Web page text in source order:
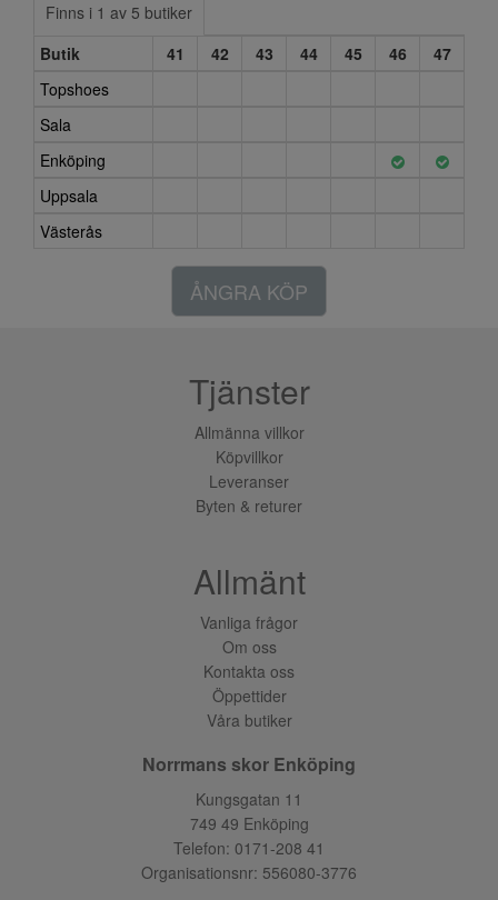
Finns i 1 av 5 butiker
Butik
41 42 43 44 45 46
47
Topshoes
Sala
Enköping
Uppsala
Västerås
ÅNGRA KÖP
Tjänster
Allmänna villkor
Köpvillkor
Leveranser
Byten & returer
Allmänt
Vanliga frågor
Om oss
Kontakta oss
Öppettider
Våra butiker
Norrmans skor Enköping
Kungsgatan 11
749 49 Enköping
Telefon: 0171-208 41
Organisationsnr: 556080-3776